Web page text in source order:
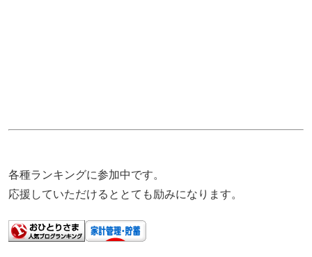
各種ランキングに参加中です。
応援していただけるととても励みになります。